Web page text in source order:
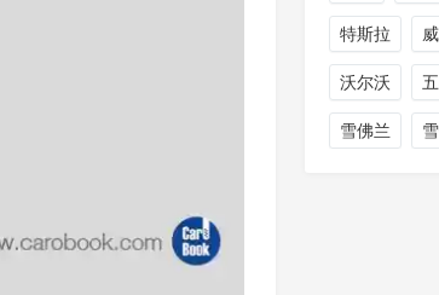
特斯拉
沃尔沃
雪佛兰